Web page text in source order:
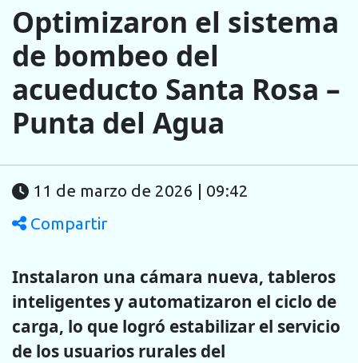
Optimizaron el sistema
de bombeo del
acueducto Santa Rosa –
Punta del Agua
11 de marzo de 2026 | 09:42
Compartir
Instalaron una cámara nueva, tableros
inteligentes y automatizaron el ciclo de
carga, lo que logró estabilizar el servicio
de los usuarios rurales del